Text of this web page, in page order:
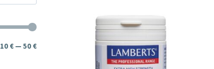
Minimihinta
Maksimihinta
10 €— 50 €